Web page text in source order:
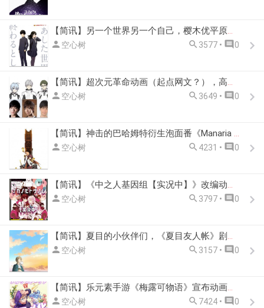
【简讯】另一个世界另一个自己，樱木优平原创长篇剧场版动画《即便明天世界终结》2019 年 1 月上映
 空心树  3577 •  0
【简讯】超次元革命动画（起点网文？），高中生逆穿越到动画世界作品《Dimension HighSchool》 2019 年 1 月播出
 空心树  3649 •  0
【简讯】神击的巴哈姆特衍生泡面番《Manaria Friends》将于 2019 年 1 月播出
 空心树  4231 •  0
【简讯】《中之人基因组【实况中】》改编动画银链制作
 空心树  3797 •  0
【简讯】夏目的小伙伴们，《夏目友人帐》剧场版动画 2018 年 9 月 29 日上映
 空心树  3157 •  0
【简讯】乐元素手游《梅露可物语》宣布动画化决定 2018 年 10 月播出
 空心树  7424 •  0